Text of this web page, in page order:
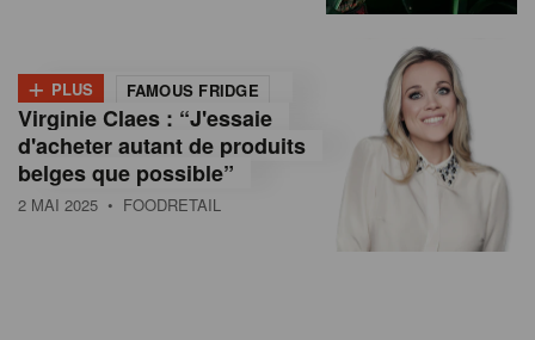
+ PLUS FAMOUS FRIDGE
Virginie Claes : “J'essaie
d'acheter autant de produits
belges que possible”
2 MAI 2025 • FOODRETAIL